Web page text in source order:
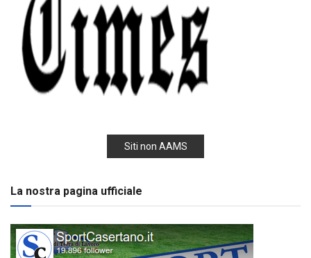
Siti non AAMS
La nostra pagina ufficiale